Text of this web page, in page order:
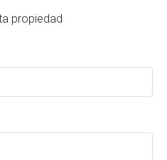
propiedad